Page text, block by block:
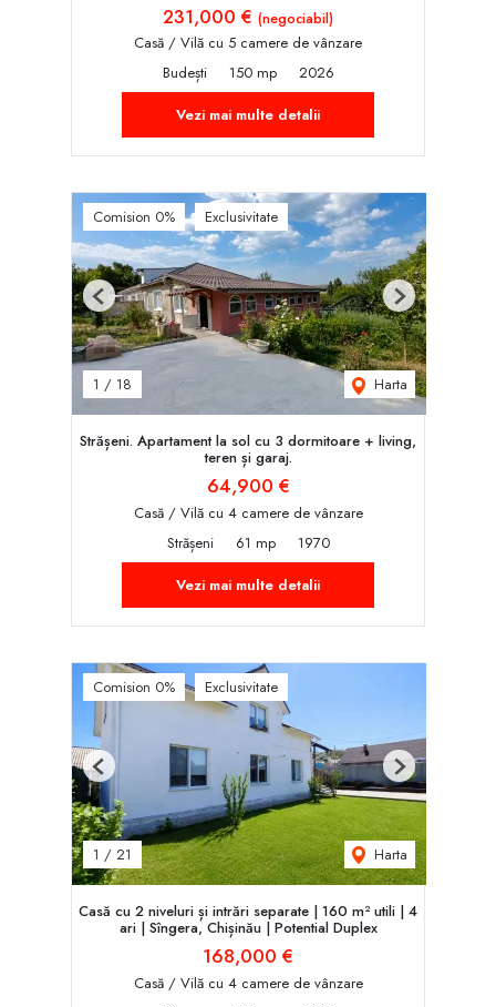
231,000 € (negociabil)
Casă / Vilă cu 5 camere de vânzare
Budești
150 mp
2026
Vezi mai multe detalii
Comision 0% Exclusivitate
1 / 18 Harta
Previous Next
Strășeni. Apartament la sol cu 3 dormitoare + living,
teren și garaj.
64,900 €
Casă / Vilă cu 4 camere de vânzare
Strășeni
61 mp
1970
Vezi mai multe detalii
Comision 0% Exclusivitate
1 / 21 Harta
Previous Next
Casă cu 2 niveluri și intrări separate | 160 m² utili | 4
ari | Sîngera, Chișinău | Potent‌ial Duplex
168,000 €
Casă / Vilă cu 4 camere de vânzare